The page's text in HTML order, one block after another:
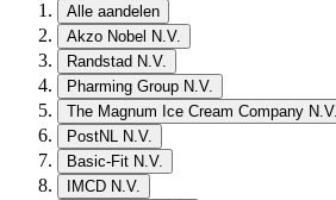
Alle aandelen
Akzo Nobel N.V.
Randstad N.V.
Pharming Group N.V.
The Magnum Ice Cream Company N.V.
PostNL N.V.
Basic-Fit N.V.
IMCD N.V.